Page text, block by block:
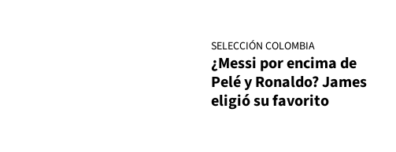
SELECCIÓN COLOMBIA
¿Messi por encima de
Pelé y Ronaldo? James
eligió su favorito